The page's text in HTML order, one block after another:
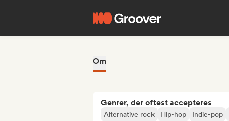
Om
Genrer, der oftest accepteres
Alternative rock Hip-hop Indie-pop